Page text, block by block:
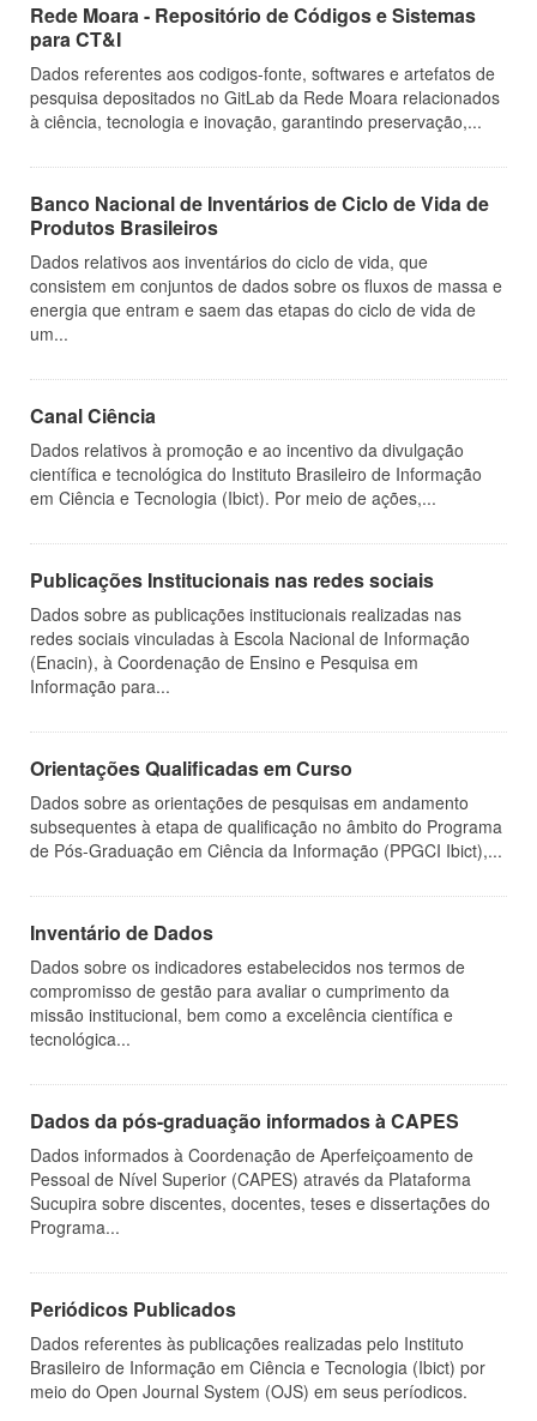
Rede Moara - Repositório de Códigos e Sistemas
para CT&I
Dados referentes aos codigos-fonte, softwares e artefatos de
pesquisa depositados no GitLab da Rede Moara relacionados
à ciência, tecnologia e inovação, garantindo preservação,...
Banco Nacional de Inventários de Ciclo de Vida de
Produtos Brasileiros
Dados relativos aos inventários do ciclo de vida, que
consistem em conjuntos de dados sobre os fluxos de massa e
energia que entram e saem das etapas do ciclo de vida de
um...
Canal Ciência
Dados relativos à promoção e ao incentivo da divulgação
científica e tecnológica do Instituto Brasileiro de Informação
em Ciência e Tecnologia (Ibict). Por meio de ações,...
Publicações Institucionais nas redes sociais
Dados sobre as publicações institucionais realizadas nas
redes sociais vinculadas à Escola Nacional de Informação
(Enacin), à Coordenação de Ensino e Pesquisa em
Informação para...
Orientações Qualificadas em Curso
Dados sobre as orientações de pesquisas em andamento
subsequentes à etapa de qualificação no âmbito do Programa
de Pós-Graduação em Ciência da Informação (PPGCI Ibict),...
Inventário de Dados
Dados sobre os indicadores estabelecidos nos termos de
compromisso de gestão para avaliar o cumprimento da
missão institucional, bem como a excelência científica e
tecnológica...
Dados da pós-graduação informados à CAPES
Dados informados à Coordenação de Aperfeiçoamento de
Pessoal de Nível Superior (CAPES) através da Plataforma
Sucupira sobre discentes, docentes, teses e dissertações do
Programa...
Periódicos Publicados
Dados referentes às publicações realizadas pelo Instituto
Brasileiro de Informação em Ciência e Tecnologia (Ibict) por
meio do Open Journal System (OJS) em seus períodicos.